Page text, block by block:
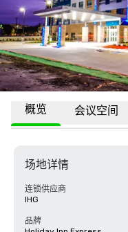
概览 会议空间
场地详情
连锁供应商
IHG
品牌